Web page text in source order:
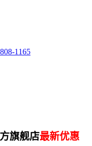
1165
旗舰店最新优惠